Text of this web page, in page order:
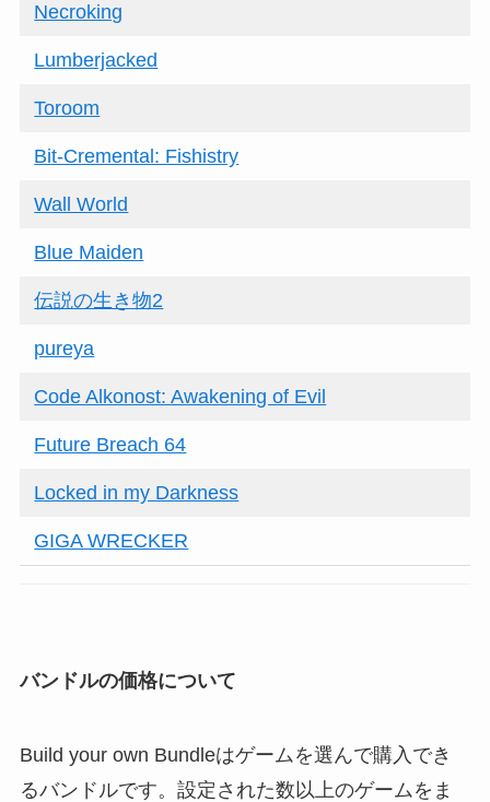
Necroking
Lumberjacked
Toroom
Bit-Cremental: Fishistry
Wall World
Blue Maiden
伝説の生き物2
pureya
Code Alkonost: Awakening of Evil
Future Breach 64
Locked in my Darkness
GIGA WRECKER
バンドルの価格について
Build your own Bundleはゲームを選んで購入でき
るバンドルです。設定された数以上のゲームをま